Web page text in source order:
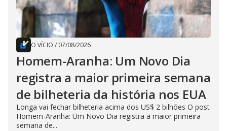
O VÍCIO / 07/08/2026
Homem-Aranha: Um Novo Dia
registra a maior primeira semana
de bilheteria da história nos EUA
Longa vai fechar bilheteria acima dos US$ 2 bilhões O post
Homem-Aranha: Um Novo Dia registra a maior primeira
semana de...